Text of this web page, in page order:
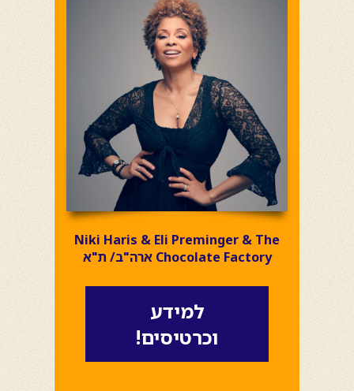
Niki Haris & Eli Preminger & The
Chocolate Factory ארה"ב/ ת"א
למידע
וכרטיסים!